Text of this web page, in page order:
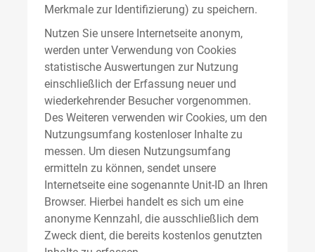
Merkmale zur Identifizierung) zu speichern.
Nutzen Sie unsere Internetseite anonym,
werden unter Verwendung von Cookies
statistische Auswertungen zur Nutzung
einschließlich der Erfassung neuer und
wiederkehrender Besucher vorgenommen.
Des Weiteren verwenden wir Cookies, um den
Nutzungsumfang kostenloser Inhalte zu
messen. Um diesen Nutzungsumfang
ermitteln zu können, sendet unsere
Internetseite eine sogenannte Unit-ID an Ihren
Browser. Hierbei handelt es sich um eine
anonyme Kennzahl, die ausschließlich dem
Zweck dient, die bereits kostenlos genutzten